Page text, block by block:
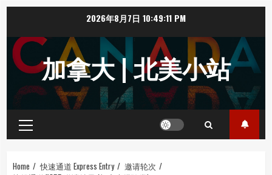
content
2026年8月7日 10:49:11 PM
加拿大 | 北美小站
Primary
Menu
Home 快速通道 Express Entry
邀请轮次